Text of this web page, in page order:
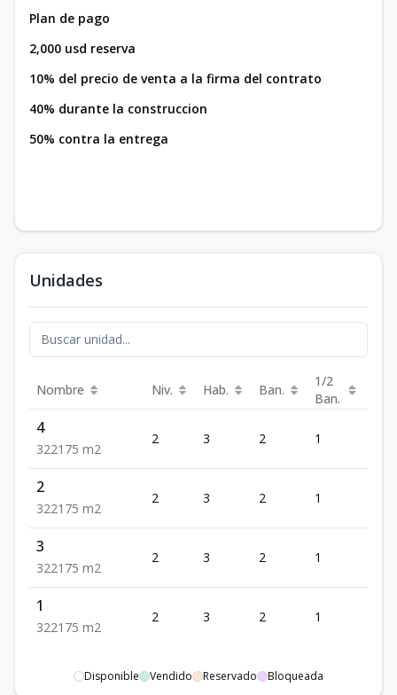
Plan de pago
2,000 usd reserva
10% del precio de venta a la firma del contrato
40% durante la construccion
50% contra la entrega
Unidades
Nombre Niv. Hab. Ban.
1/2
Ban.
4
322175 m2
2 3 2 1
2
322175 m2
2 3 2 1
3
322175 m2
2 3 2 1
1
322175 m2
2 3 2 1
Disponible Vendido Reservado Bloqueada